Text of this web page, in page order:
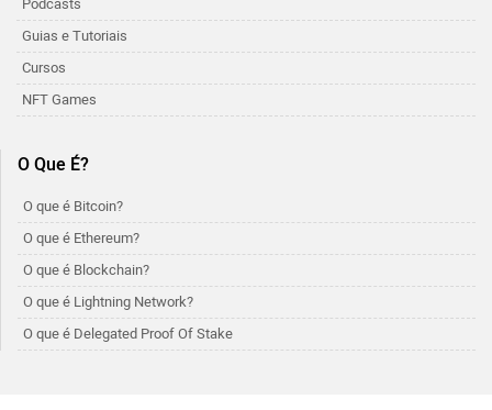
Guias e Tutoriais
Cursos
NFT Games
O Que É?
O que é Bitcoin?
O que é Ethereum?
O que é Blockchain?
O que é Lightning Network?
O que é Delegated Proof Of Stake